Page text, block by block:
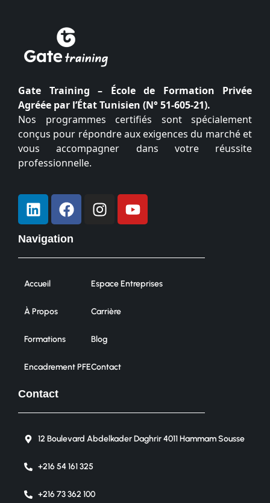
Gate Training – École de Formation Privée
Agréée par l’État Tunisien (N° 51-605-21).
Nos programmes certifiés sont spécialement
conçus pour répondre aux exigences du marché et
vous accompagner dans votre réussite
professionnelle.
Navigation
Accueil
À Propos
Formations
Encadrement PFE
Espace Entreprises
Carrière
Blog
Contact
Contact
12 Boulevard Abdelkader Daghrir 4011 Hammam Sousse
+216 54 161 325
+216 73 362 100